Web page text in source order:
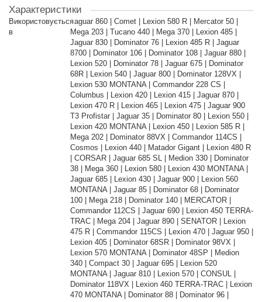
Характеристики
Використовується
в
Jaguar 860 | Comet | Lexion 580 R | Mercator 50 |
Mega 203 | Tucano 440 | Mega 370 | Lexion 485 |
Jaguar 830 | Dominator 76 | Lexion 485 R | Jaguar
8700 | Dominator 106 | Dominator 108 | Jaguar 880 |
Lexion 520 | Dominator 78 | Jaguar 675 | Dominator
68R | Lexion 540 | Jaguar 800 | Dominator 128VX |
Lexion 530 MONTANA | Commandor 228 CS |
Columbus | Lexion 420 | Lexion 415 | Jaguar 870 |
Lexion 470 R | Lexion 465 | Lexion 475 | Jaguar 900
T3 Profistar | Jaguar 35 | Dominator 80 | Lexion 550 |
Lexion 420 MONTANA | Lexion 450 | Lexion 585 R |
Mega 202 | Dominator 88VX | Commandor 114CS |
Cosmos | Lexion 440 | Matador Gigant | Lexion 480 R
| CORSAR | Jaguar 685 SL | Medion 330 | Dominator
38 | Mega 360 | Lexion 580 | Lexion 430 MONTANA |
Jaguar 685 | Lexion 430 | Jaguar 900 | Lexion 560
MONTANA | Jaguar 85 | Dominator 68 | Dominator
100 | Mega 218 | Dominator 140 | MERCATOR |
Commandor 112CS | Jaguar 690 | Lexion 450 TERRA-
TRAC | Mega 204 | Jaguar 890 | SENATOR | Lexion
475 R | Commandor 115CS | Lexion 470 | Jaguar 950 |
Lexion 405 | Dominator 68SR | Dominator 98VX |
Lexion 570 MONTANA | Dominator 48SP | Medion
340 | Compact 30 | Jaguar 695 | Lexion 520
MONTANA | Jaguar 810 | Lexion 570 | CONSUL |
Dominator 118VX | Lexion 460 TERRA-TRAC | Lexion
470 MONTANA | Dominator 88 | Dominator 96 |